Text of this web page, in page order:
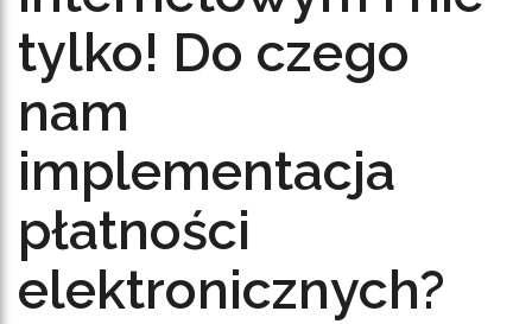
tylko! Do czego
nam
implementacja
płatności
elektronicznych?